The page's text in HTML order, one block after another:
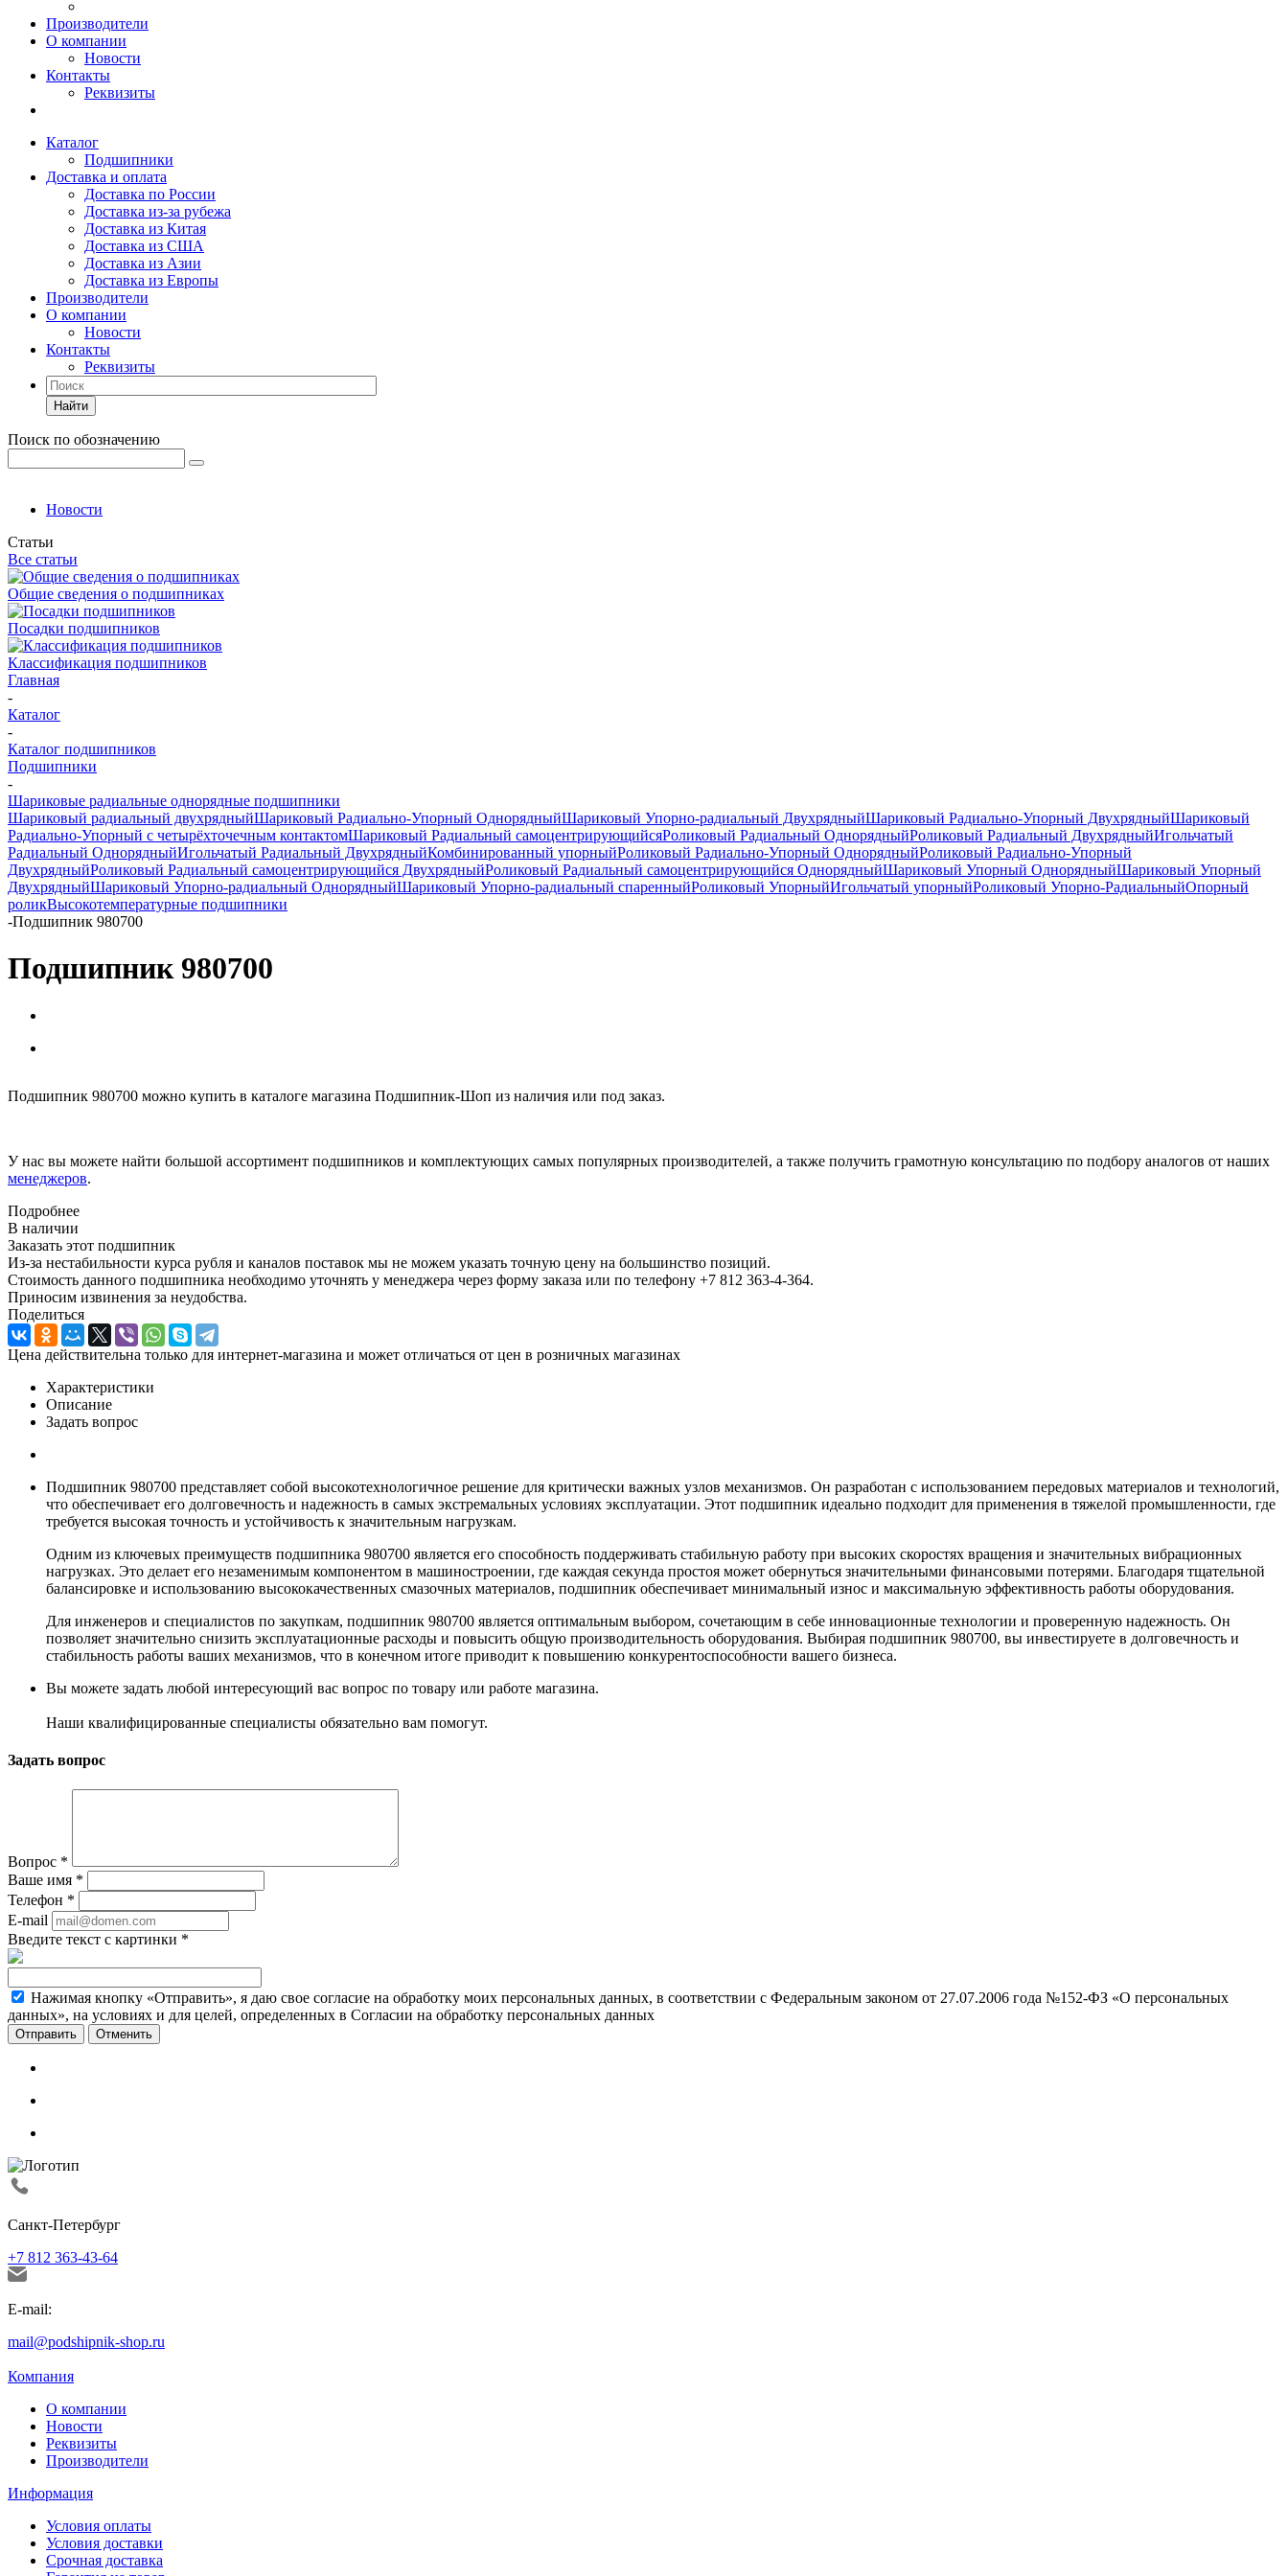
Производители
О компании
Новости
Контакты
Реквизиты
Каталог
Подшипники
Доставка и оплата
Доставка по России
Доставка из-за рубежа
Доставка из Китая
Доставка из США
Доставка из Азии
Доставка из Европы
Производители
О компании
Новости
Контакты
Реквизиты
Найти
Поиск по обозначению
Новости
Статьи
Все статьи
Общие сведения о подшипниках
Посадки подшипников
Классификация подшипников
Главная
-
Каталог
-
Каталог подшипников
Подшипники
-
Шариковые радиальные однорядные подшипники
Шариковый радиальный двухрядныйШариковый Радиально-Упорный ОднорядныйШариковый Упорно-радиальный ДвухрядныйШариковый Радиально-Упорный ДвухрядныйШариковый
Радиально-Упорный с четырёхточечным контактомШариковый Радиальный самоцентрирующийсяРоликовый Радиальный ОднорядныйРоликовый Радиальный ДвухрядныйИгольчатый
Радиальный ОднорядныйИгольчатый Радиальный ДвухрядныйКомбинированный упорныйРоликовый Радиально-Упорный ОднорядныйРоликовый Радиально-Упорный
ДвухрядныйРоликовый Радиальный самоцентрирующийся ДвухрядныйРоликовый Радиальный самоцентрирующийся ОднорядныйШариковый Упорный ОднорядныйШариковый Упорный
ДвухрядныйШариковый Упорно-радиальный ОднорядныйШариковый Упорно-радиальный спаренныйРоликовый УпорныйИгольчатый упорныйРоликовый Упорно-РадиальныйОпорный
роликВысокотемпературные подшипники
-Подшипник 980700
Подшипник 980700
Подшипник 980700 можно купить в каталоге магазина Подшипник-Шоп из наличия или под заказ.
У нас вы можете найти большой ассортимент подшипников и комплектующих самых популярных производителей, а также получить грамотную консультацию по подбору аналогов от наших
менеджеров.
Подробнее
В наличии
Заказать этот подшипник
Из-за нестабильности курса рубля и каналов поставок мы не можем указать точную цену на большинство позиций.
Стоимость данного подшипника необходимо уточнять у менеджера через форму заказа или по телефону +7 812 363-4-364.
Приносим извинения за неудобства.
Поделиться
Цена действительна только для интернет-магазина и может отличаться от цен в розничных магазинах
Характеристики
Описание
Задать вопрос
Подшипник 980700 представляет собой высокотехнологичное решение для критически важных узлов механизмов. Он разработан с использованием передовых материалов и технологий,
что обеспечивает его долговечность и надежность в самых экстремальных условиях эксплуатации. Этот подшипник идеально подходит для применения в тяжелой промышленности, где
требуется высокая точность и устойчивость к значительным нагрузкам.
Одним из ключевых преимуществ подшипника 980700 является его способность поддерживать стабильную работу при высоких скоростях вращения и значительных вибрационных
нагрузках. Это делает его незаменимым компонентом в машиностроении, где каждая секунда простоя может обернуться значительными финансовыми потерями. Благодаря тщательной
балансировке и использованию высококачественных смазочных материалов, подшипник обеспечивает минимальный износ и максимальную эффективность работы оборудования.
Для инженеров и специалистов по закупкам, подшипник 980700 является оптимальным выбором, сочетающим в себе инновационные технологии и проверенную надежность. Он
позволяет значительно снизить эксплуатационные расходы и повысить общую производительность оборудования. Выбирая подшипник 980700, вы инвестируете в долговечность и
стабильность работы ваших механизмов, что в конечном итоге приводит к повышению конкурентоспособности вашего бизнеса.
Вы можете задать любой интересующий вас вопрос по товару или работе магазина.
Наши квалифицированные специалисты обязательно вам помогут.
Задать вопрос
Вопрос *
Ваше имя *
Телефон *
E-mail
Введите текст с картинки *
Нажимая кнопку «Отправить», я даю свое согласие на обработку моих персональных данных, в соответствии с Федеральным законом от 27.07.2006 года №152-ФЗ «О персональных
данных», на условиях и для целей, определенных в Согласии на обработку персональных данных
Отменить
Санкт-Петербург
+7 812 363-43-64
E-mail:
mail@podshipnik-shop.ru
Компания
О компании
Новости
Реквизиты
Производители
Информация
Условия оплаты
Условия доставки
Срочная доставка